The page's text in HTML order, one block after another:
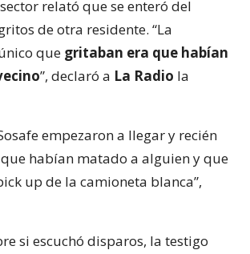
relató que se enteró del
de otra residente. “La
que gritaban era que habían
”, declaró a La Radio la
empezaron a llegar y recién
habían matado a alguien y que
up de la camioneta blanca”,
si escuchó disparos, la testigo